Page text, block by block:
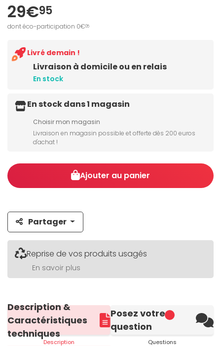
29€95
dont éco-participation 0€05
Livraison à domicile ou en relais
En stock
Livré demain !
En stock dans 1 magasin
Choisir mon magasin
Livraison en magasin possible et offerte dès 200 euros
d'achat !
Ajouter au panier
Partager
Reprise de vos produits usagés
En savoir plus
Description &
Caractéristiques
techniques
Description
Posez votre
question
Questions